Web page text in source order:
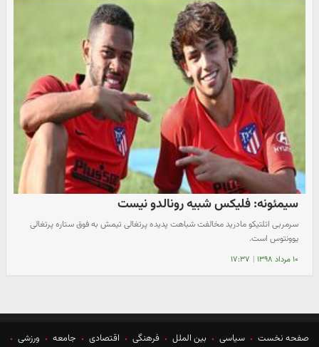
سیمئونه: فلیکس شبیه رونالدو نیست
سرمربی اتلتیکو مادرید مخالفت شباهت پدیده پرتغالی تیمش به فوق ستاره پرتغالی
یوونتوس است.
۱۰ مرداد ۱۳۹۸ | ۱۷:۳۷
صفحه نخست سیاسی بین الملل فرهنگی اقتصادی جامعه ورزشی